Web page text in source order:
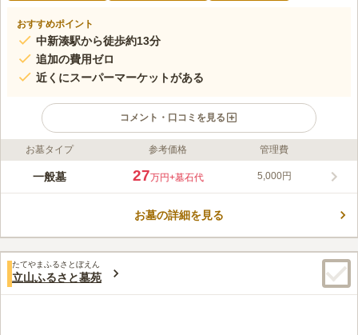
おすすめポイント
中新湊駅から徒歩約13分
追加の費用ゼロ
近くにスーパーマーケットがある
コメント・口コミを見る
ライフドット編集部のコメント
牧野金屋墓苑は、富山県高岡市の迎西寺にある墓苑です。お寺が
不自由な方でもお参りがしやすくなっています。周りは住宅と田
口コミ評価
この霊園はまだ誰からも評価されていません。
お墓タイプ 参考価格 管理費
一般墓 27万円+墓石代 5,000円
お墓の詳細を見る
たてやまふるさとぼえん
立山ふるさと墓苑